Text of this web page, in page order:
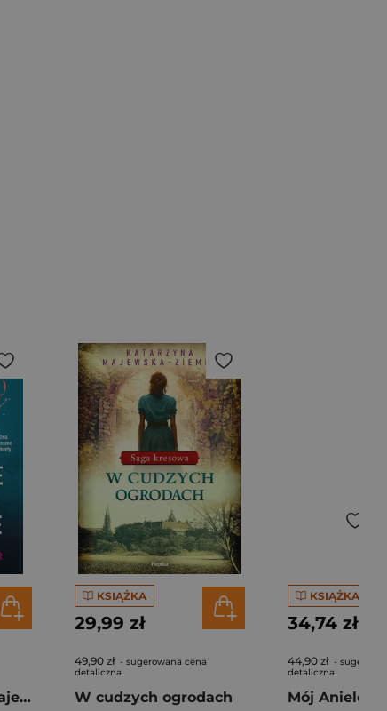
Wszystkie nasze tajemnice
KSIĄŻKA
29,99 zł
49,90 zł - sugerowana cena
detaliczna
W cudzych ogrodach
KSIĄŻKA
34,74 zł
44,90 zł -
detaliczna
Mój Aniele